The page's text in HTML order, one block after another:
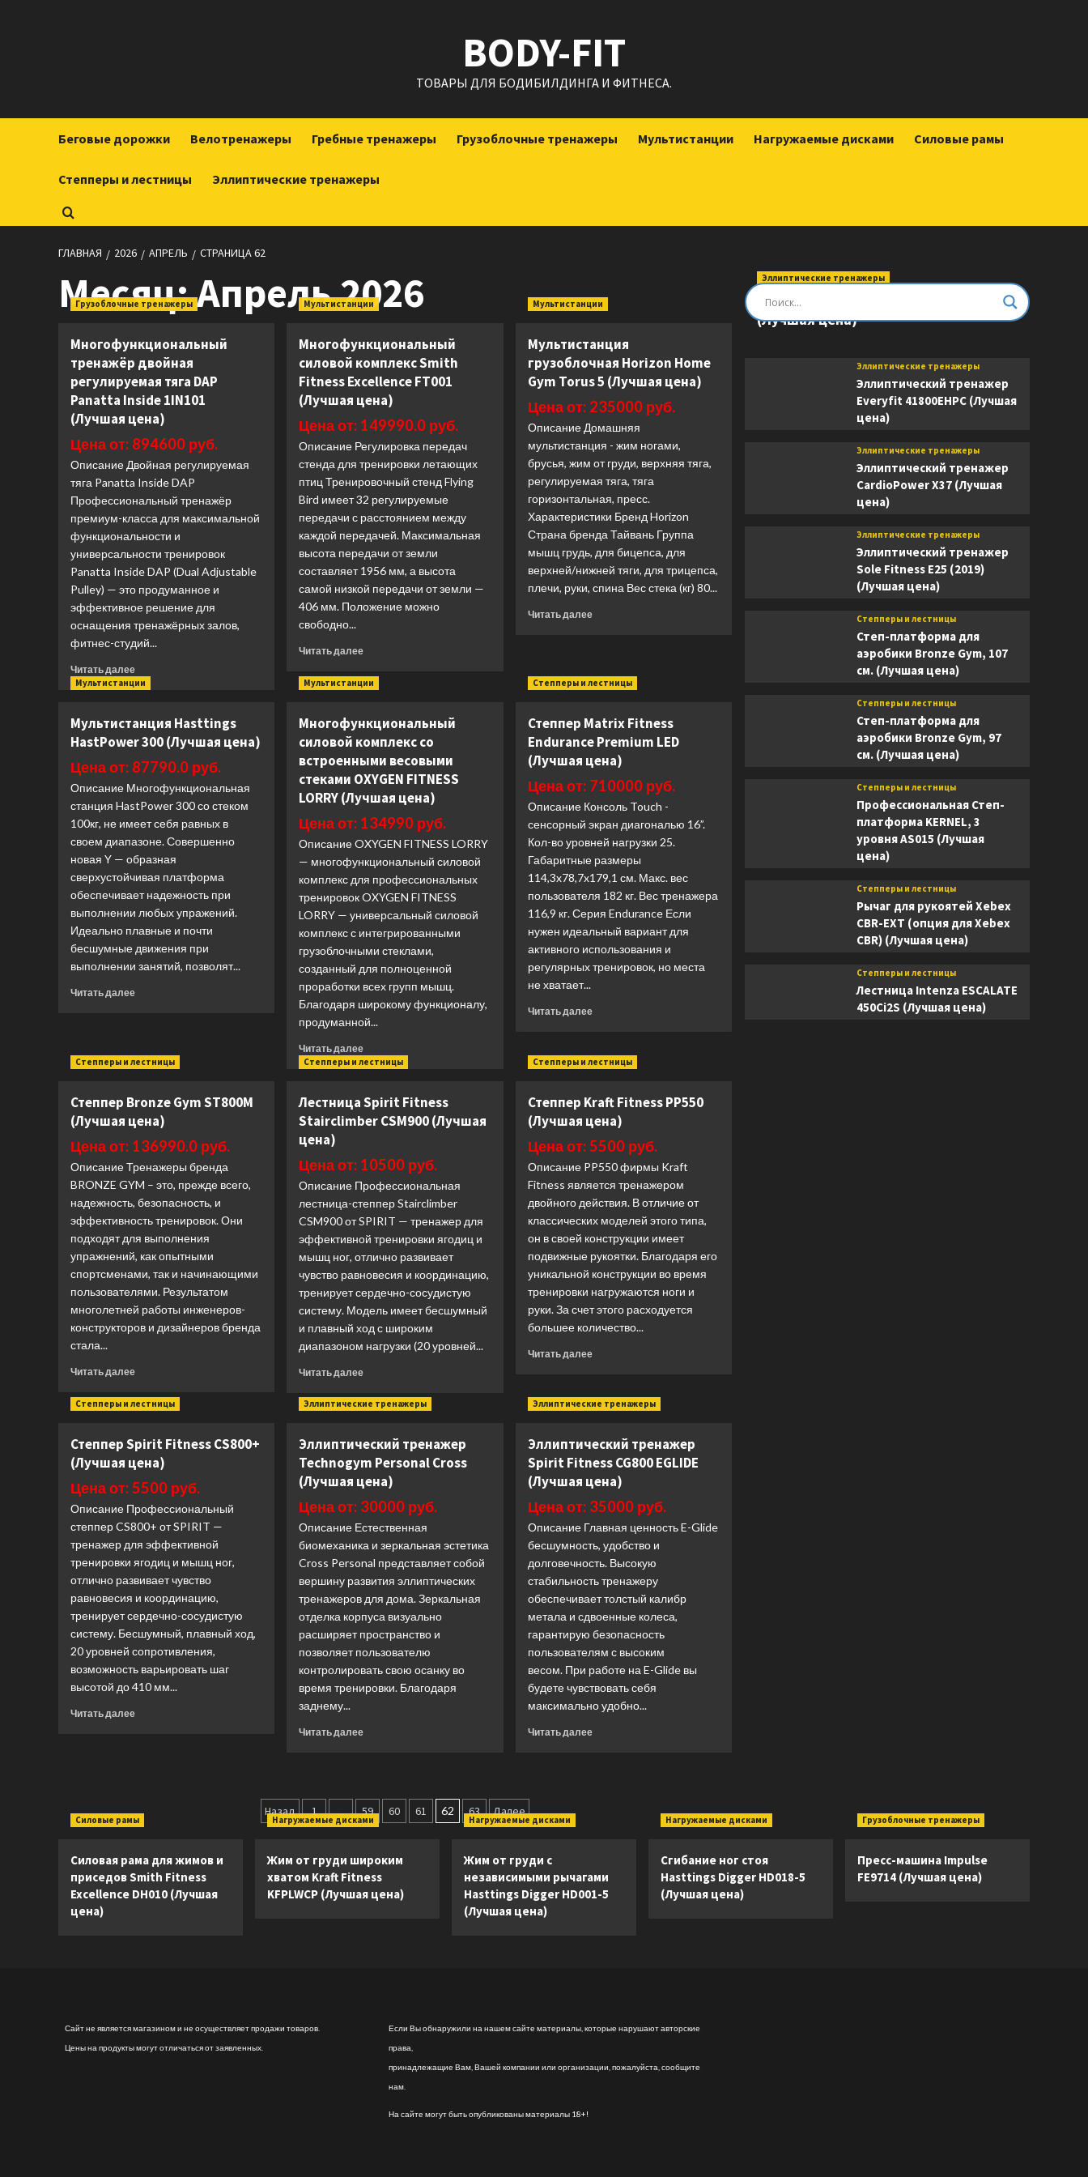
BODY-FIT
ТОВАРЫ ДЛЯ БОДИБИЛДИНГА И ФИТНЕСА.
Беговые дорожки Велотренажеры Гребные тренажеры Грузоблочные тренажеры Мультистанции Нагружаемые дисками Силовые рамы
Степперы и лестницы Эллиптические тренажеры
ГЛАВНАЯ 2026 АПРЕЛЬ СТРАНИЦА 62
Месяц:Апрель 2026
Грузоблочные тренажеры
Многофункциональный
тренажёр двойная
регулируемая тяга DAP
Panatta Inside 1IN101
(Лучшая цена)
Цена от: 894600 руб.
Описание Двойная регулируемая
тяга Panatta Inside DAP
Профессиональный тренажёр
премиум-класса для максимальной
функциональности и
универсальности тренировок
Panatta Inside DAP (Dual Adjustable
Pulley) — это продуманное и
эффективное решение для
оснащения тренажёрных залов,
фитнес-студий...
Читать далееПрочитать
больше
тренажёр
двойная
регулируемая
тяга
DAP
Panatta
Inside
цена)
Мультистанции
Многофункциональный
силовой комплекс Smith
Fitness Excellence FT001
(Лучшая цена)
Цена от: 149990.0 руб.
Описание Регулировка передач
стенда для тренировки летающих
птиц Тренировочный стенд Flying
Bird имеет 32 регулируемые
передачи с расстоянием между
каждой передачей. Максимальная
высота передачи от земли
составляет 1956 мм, а высота
самой низкой передачи от земли —
406 мм. Положение можно
свободно...
Читать далееПрочитать
о
комплекс
Smith
Fitness
Excellence
FT001
(Лучшая
цена)
Мультистанции
Мультистанция
грузоблочная Horizon Home
Gym Torus 5 (Лучшая цена)
Цена от: 235000 руб.
Описание Домашняя
мультистанция - жим ногами,
брусья, жим от груди, верхняя тяга,
регулируемая тяга, тяга
горизонтальная, пресс.
Характеристики Бренд Horizon
Страна бренда Тайвань Группа
мышц грудь, для бицепса, для
верхней/нижней тяги, для трицепса,
плечи, руки, спина Вес стека (кг) 80...
Читать далееПрочитать
грузоблочная
Horizon
Gym
Torus
5
(Лучшая
цена)
Мультистанции
Мультистанция Hasttings
HastPower 300 (Лучшая цена)
Цена от: 87790.0 руб.
Описание Многофункциональная
станция HastPower 300 со стеком
100кг, не имеет себя равных в
своем диапазоне. Совершенно
новая Y — образная
сверхустойчивая платформа
обеспечивает надежность при
выполнении любых упражений.
Идеально плавные и почти
бесшумные движения при
выполнении занятий, позволят...
Читать далееПрочитать
HastPower
(Лучшая
Мультистанции
Многофункциональный
силовой комплекс со
встроенными весовыми
стеками OXYGEN FITNESS
LORRY (Лучшая цена)
Цена от: 134990 руб.
Описание OXYGEN FITNESS LORRY
— многофункциональный силовой
комплекс для профессиональных
тренировок OXYGEN FITNESS
LORRY — универсальный силовой
комплекс с интегрированными
грузоблочными стеклами,
созданный для полноценной
проработки всех групп мышц.
Благодаря широкому функционалу,
продуманной...
Читать далееПрочитать
больше
силовой
комплекс
весовыми
стеками
OXYGEN
FITNESS
(Лучшая
цена)
Степперы и лестницы
Степпер Matrix Fitness
Endurance Premium LED
(Лучшая цена)
Цена от: 710000 руб.
Описание Консоль Touch -
сенсорный экран диагональю 16”.
Кол-во уровней нагрузки 25.
Габаритные размеры
114,3x78,7x179,1 см. Макс. вес
пользователя 182 кг. Вес тренажера
116,9 кг. Серия Endurance Если
нужен идеальный вариант для
активного использования и
регулярных тренировок, но места
не хватает...
Читать далееПрочитать
Степпер
Matrix
Endurance
Premium
LED
(Лучшая
цена)
Степперы и лестницы
Степпер Bronze Gym ST800M
(Лучшая цена)
Цена от: 136990.0 руб.
Описание Тренажеры бренда
BRONZE GYM – это, прежде всего,
надежность, безопасность, и
эффективность тренировок. Они
подходят для выполнения
упражнений, как опытными
спортсменами, так и начинающими
пользователями. Результатом
многолетней работы инженеров-
конструкторов и дизайнеров бренда
стала...
Читать далееПрочитать
о
Gym
ST800M
цена)
Степперы и лестницы
Лестница Spirit Fitness
Stairclimber CSM900 (Лучшая
цена)
Цена от: 10500 руб.
Описание Профессиональная
лестница-степпер Stairclimber
CSM900 от SPIRIT — тренажер для
эффективной тренировки ягодиц и
мышц ног, отлично развивает
чувство равновесия и координацию,
тренирует сердечно-сосудистую
систему. Модель имеет бесшумный
и плавный ход с широким
диапазоном нагрузки (20 уровней...
Читать далееПрочитать
о
Fitness
Stairclimber
CSM900
цена)
Степперы и лестницы
Степпер Kraft Fitness PP550
(Лучшая цена)
Цена от: 5500 руб.
Описание PP550 фирмы Kraft
Fitness является тренажером
двойного действия. В отличие от
классических моделей этого типа,
он в своей конструкции имеет
подвижные рукоятки. Благодаря его
уникальной конструкции во время
тренировки нагружаются ноги и
руки. За счет этого расходуется
большее количество...
Читать далееПрочитать
Степпер
Kraft
PP550
(Лучшая
Степперы и лестницы
Степпер Spirit Fitness CS800+
(Лучшая цена)
Цена от: 5500 руб.
Описание Профессиональный
степпер CS800+ от SPIRIT —
тренажер для эффективной
тренировки ягодиц и мышц ног,
отлично развивает чувство
равновесия и координацию,
тренирует сердечно-сосудистую
систему. Бесшумный, плавный ход,
20 уровней сопротивления,
возможность варьировать шаг
высотой до 410 мм...
Читать далееПрочитать
(Лучшая
Эллиптические тренажеры
Эллиптический тренажер
Technogym Personal Cross
(Лучшая цена)
Цена от: 30000 руб.
Описание Естественная
биомеханика и зеркальная эстетика
Cross Personal представляет собой
вершину развития эллиптических
тренажеров для дома. Зеркальная
отделка корпуса визуально
расширяет пространство и
позволяет пользователю
контролировать свою осанку во
время тренировки. Благодаря
заднему...
Читать далееПрочитать
Technogym
Personal
цена)
Эллиптические тренажеры
Эллиптический тренажер
Spirit Fitness CG800 EGLIDE
(Лучшая цена)
Цена от: 35000 руб.
Описание Главная ценность E-Glide
бесшумность, удобство и
долговечность. Высокую
стабильность тренажеру
обеспечивает толстый калибр
метала и сдвоенные колеса,
гарантирую безопасность
пользователям с высоким
весом. При работе на E-Glide вы
будете чувствовать себя
максимально удобно...
Читать далееПрочитать
цена)
Пагинация
записей
Назад 1 … 59 60 61 62 63 Далее
Эллиптические тренажеры
Эллиптический тренажер DFC E8745T
(Лучшая цена)
Эллиптические тренажеры
Эллиптический тренажер
Everyfit 41800EHPC (Лучшая
цена)
Эллиптические тренажеры
Эллиптический тренажер
CardioPower X37 (Лучшая
цена)
Эллиптические тренажеры
Эллиптический тренажер
Sole Fitness E25 (2019)
(Лучшая цена)
Степперы и лестницы
Степ-платформа для
аэробики Bronze Gym, 107
см. (Лучшая цена)
Степперы и лестницы
Степ-платформа для
аэробики Bronze Gym, 97
см. (Лучшая цена)
Степперы и лестницы
Профессиональная Степ-
платформа KERNEL, 3
уровня AS015 (Лучшая
цена)
Степперы и лестницы
Рычаг для рукоятей Xebex
CBR-EXT (опция для Xebex
CBR) (Лучшая цена)
Степперы и лестницы
Лестница Intenza ESCALATE
450Ci2S (Лучшая цена)
Силовые рамы
Силовая рама для жимов и
приседов Smith Fitness
Excellence DH010 (Лучшая
цена)
Нагружаемые дисками
Жим от груди широким
хватом Kraft Fitness
KFPLWCP (Лучшая цена)
Нагружаемые дисками
Жим от груди с
независимыми рычагами
Hasttings Digger HD001-5
(Лучшая цена)
Нагружаемые дисками
Сгибание ног стоя
Hasttings Digger HD018-5
(Лучшая цена)
Грузоблочные тренажеры
Пресс-машина Impulse
FE9714 (Лучшая цена)
Сайт не является магазином и не осуществляет продажи товаров.
Цены на продукты могут отличаться от заявленных.
Если Вы обнаружили на нашем сайте материалы, которые нарушают авторские
права,
принадлежащие Вам, Вашей компании или организации, пожалуйста, сообщите
нам.
На сайте могут быть опубликованы материалы 18+!